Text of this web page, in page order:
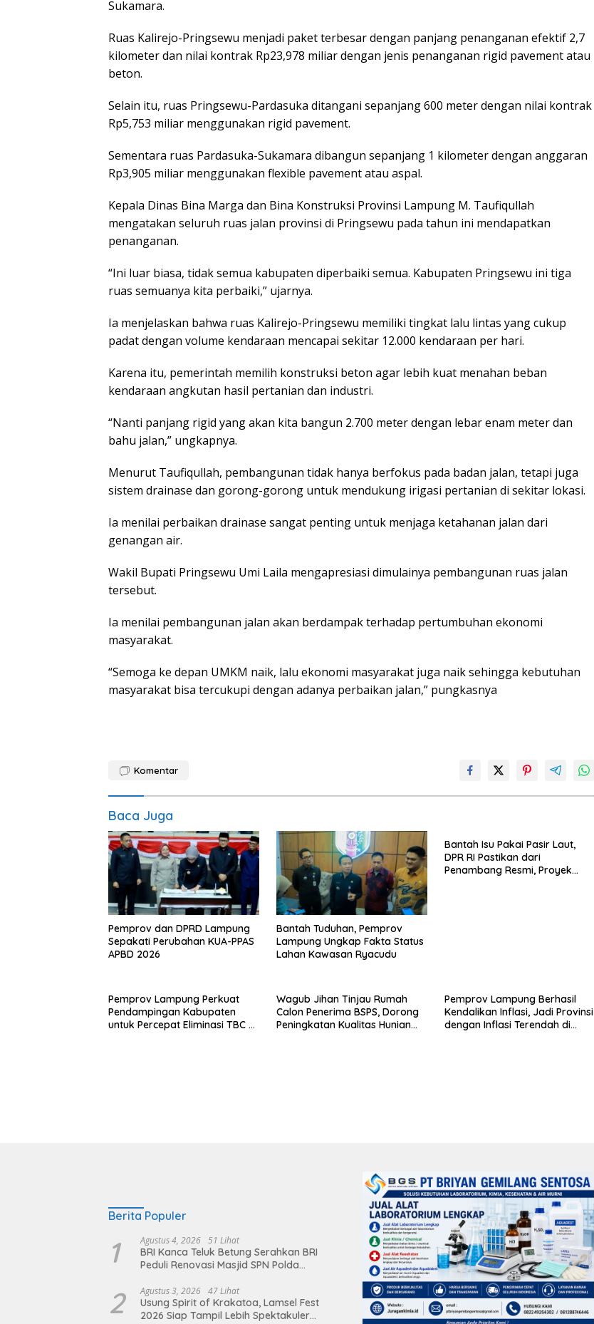
Sukamara.
Ruas Kalirejo-Pringsewu menjadi paket terbesar dengan panjang penanganan efektif 2,7
kilometer dan nilai kontrak Rp23,978 miliar dengan jenis penanganan rigid pavement atau
beton.
Selain itu, ruas Pringsewu-Pardasuka ditangani sepanjang 600 meter dengan nilai kontrak
Rp5,753 miliar menggunakan rigid pavement.
Sementara ruas Pardasuka-Sukamara dibangun sepanjang 1 kilometer dengan anggaran
Rp3,905 miliar menggunakan flexible pavement atau aspal.
Kepala Dinas Bina Marga dan Bina Konstruksi Provinsi Lampung M. Taufiqullah
mengatakan seluruh ruas jalan provinsi di Pringsewu pada tahun ini mendapatkan
penanganan.
“Ini luar biasa, tidak semua kabupaten diperbaiki semua. Kabupaten Pringsewu ini tiga
ruas semuanya kita perbaiki,” ujarnya.
Ia menjelaskan bahwa ruas Kalirejo-Pringsewu memiliki tingkat lalu lintas yang cukup
padat dengan volume kendaraan mencapai sekitar 12.000 kendaraan per hari.
Karena itu, pemerintah memilih konstruksi beton agar lebih kuat menahan beban
kendaraan angkutan hasil pertanian dan industri.
“Nanti panjang rigid yang akan kita bangun 2.700 meter dengan lebar enam meter dan
bahu jalan,” ungkapnya.
Menurut Taufiqullah, pembangunan tidak hanya berfokus pada badan jalan, tetapi juga
sistem drainase dan gorong-gorong untuk mendukung irigasi pertanian di sekitar lokasi.
Ia menilai perbaikan drainase sangat penting untuk menjaga ketahanan jalan dari
genangan air.
Wakil Bupati Pringsewu Umi Laila mengapresiasi dimulainya pembangunan ruas jalan
tersebut.
Ia menilai pembangunan jalan akan berdampak terhadap pertumbuhan ekonomi
masyarakat.
“Semoga ke depan UMKM naik, lalu ekonomi masyarakat juga naik sehingga kebutuhan
masyarakat bisa tercukupi dengan adanya perbaikan jalan,” pungkasnya
Komentar
Baca Juga
Pemprov dan DPRD Lampung
Sepakati Perubahan KUA-PPAS
APBD 2026
Bantah Tuduhan, Pemprov
Lampung Ungkap Fakta Status
Lahan Kawasan Ryacudu
Bantah Isu Pakai Pasir Laut,
DPR RI Pastikan dari
Penambang Resmi, Proyek
Pemprov Lampung Perkuat
Pendampingan Kabupaten
untuk Percepat Eliminasi TBC di
Wagub Jihan Tinjau Rumah
Calon Penerima BSPS, Dorong
Peningkatan Kualitas Hunian
Pemprov Lampung Berhasil
Kendalikan Inflasi, Jadi Provinsi
dengan Inflasi Terendah di
Berita Populer
1 Agustus 4, 2026 51 Lihat
BRI Kanca Teluk Betung Serahkan BRI
Peduli Renovasi Masjid SPN Polda
terhadap Sarana Ibadah
2 Agustus 3, 2026 47 Lihat
Usung Spirit of Krakatoa, Lamsel Fest
2026 Siap Tampil Lebih Spektakuler